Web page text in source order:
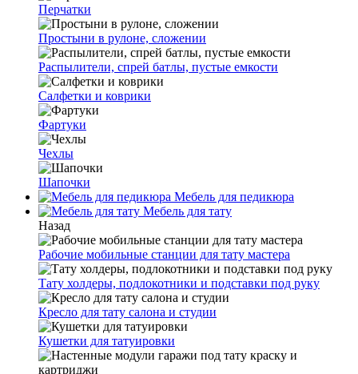
Перчатки
Простыни в рулоне, сложении
Распылители, спрей батлы, пустые емкости
Салфетки и коврики
Фартуки
Чехлы
Шапочки
Мебель для педикюра
Мебель для тату
Назад
Рабочие мобильные станции для тату мастера
Тату холдеры, подлокотники и подставки под руку
Кресло для тату салона и студии
Кушетки для татуировки